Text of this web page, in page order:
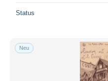
Status
Neu